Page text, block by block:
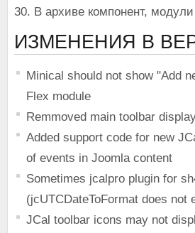
30. В архиве компонент,
ИЗМЕНЕНИЯ В
Minical should not show "Add
Flex module
Remmoved main toolbar
Added support code for new
of events in Joomla content
Sometimes jcalpro plugin for
(jcUTCDateToFormat does not
JCal toolbar icons may not